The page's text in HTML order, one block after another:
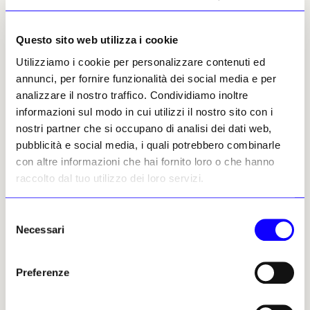
Questo sito web utilizza i cookie
Utilizziamo i cookie per personalizzare contenuti ed
annunci, per fornire funzionalità dei social media e per
analizzare il nostro traffico. Condividiamo inoltre
informazioni sul modo in cui utilizzi il nostro sito con i
nostri partner che si occupano di analisi dei dati web,
pubblicità e social media, i quali potrebbero combinarle
con altre informazioni che hai fornito loro o che hanno
raccolto dal tuo utilizzo dei loro servizi.
delNecessari
Preferenze
Francesco M. Benedettucci
Altri articoli dell'autore
A Gerico si perfezionò il
Ecco i risultati della prima
campagna di scavo